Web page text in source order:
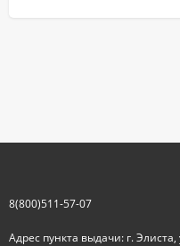
8(800)511-57-07
Адрес пункта выдачи: г.